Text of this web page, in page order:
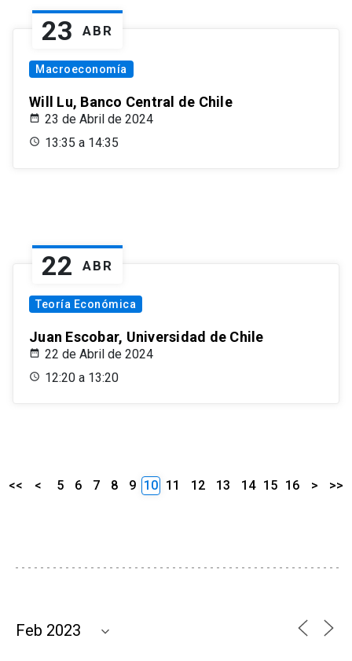
23 ABR
Macroeconomía
Will Lu, Banco Central de Chile
23 de Abril de 2024
13:35 a 14:35
22 ABR
Teoría Económica
Juan Escobar, Universidad de Chile
22 de Abril de 2024
12:20 a 13:20
<< < 5 6 7 8 9 10 11 12 13 14 15 16 > >>